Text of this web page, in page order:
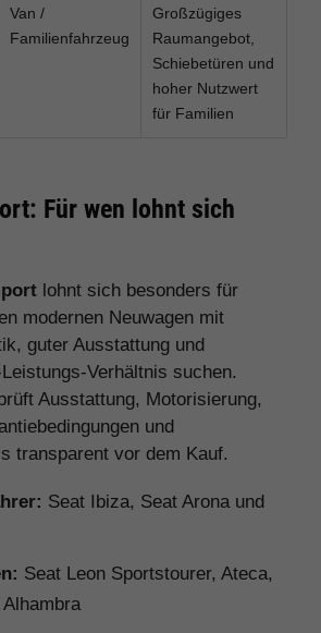
Van /
Familienfahrzeug
Großzügiges
Raumangebot,
Schiebetüren und
hoher Nutzwert
für Familien
Für wen lohnt sich
lohnt sich besonders für
modernen Neuwagen mit
guter Ausstattung und
Verhältnis suchen.
Ausstattung, Motorisierung,
und
transparent vor dem Kauf.
Seat Ibiza, Seat Arona und
Seat Leon Sportstourer, Ateca,